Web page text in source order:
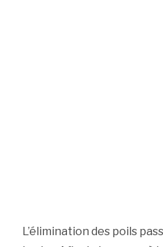
L’élimination des poils